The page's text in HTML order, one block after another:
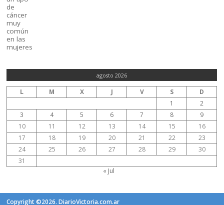
agosto 2026
L M X J V S
D
1
2
3
4 5 6 7 8
9
10
11 12 13 14 15
16
17
18 19 20 21 22
23
24
25 26 27 28 29
30
31
« Jul
Copyright ©2026. DiarioVictoria.com.ar